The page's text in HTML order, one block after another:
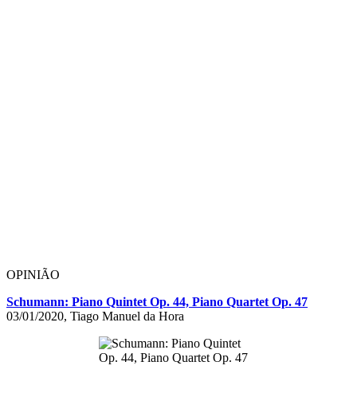
OPINIÃO
Schumann: Piano Quintet Op. 44, Piano Quartet Op. 47
03/01/2020, Tiago Manuel da Hora